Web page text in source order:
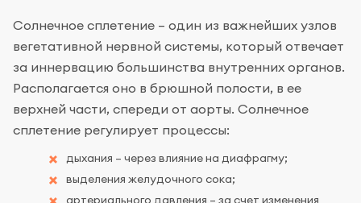
Солнечное сплетение – один из важнейших узлов
вегетативной нервной системы, который отвечает
за иннервацию большинства внутренних органов.
Располагается оно в брюшной полости, в ее
верхней части, спереди от аорты. Солнечное
сплетение регулирует процессы:
дыхания – через влияние на диафрагму;
выделения желудочного сока;
артериального давления – за счет изменения